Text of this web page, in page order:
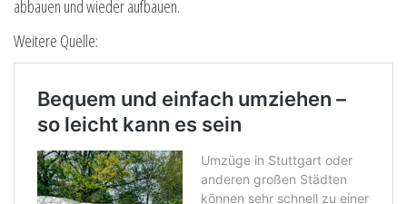
abbauen und wieder aufbauen.
Weitere Quelle: